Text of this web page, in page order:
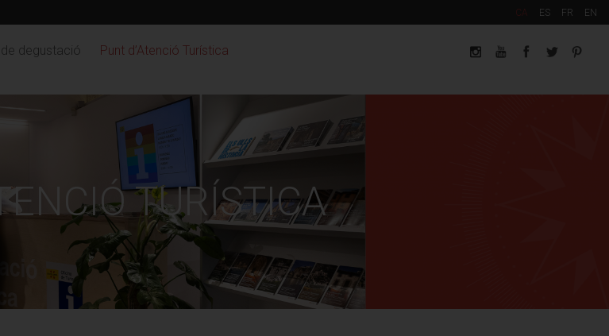
CA ES FR EN
degustació Punt d’Atenció Turística
TURÍSTICA